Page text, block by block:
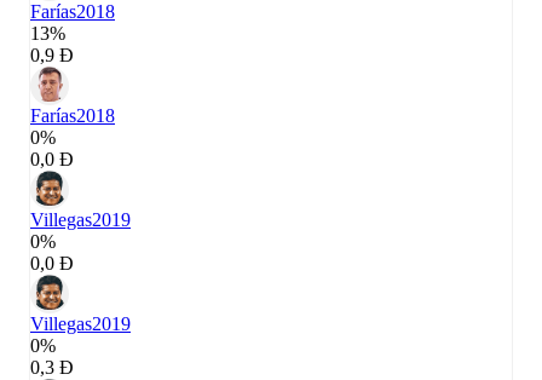
Farías2018
13%
0,9 Đ
Farías2018
0%
0,0 Đ
Villegas2019
0%
0,0 Đ
Villegas2019
0%
0,3 Đ